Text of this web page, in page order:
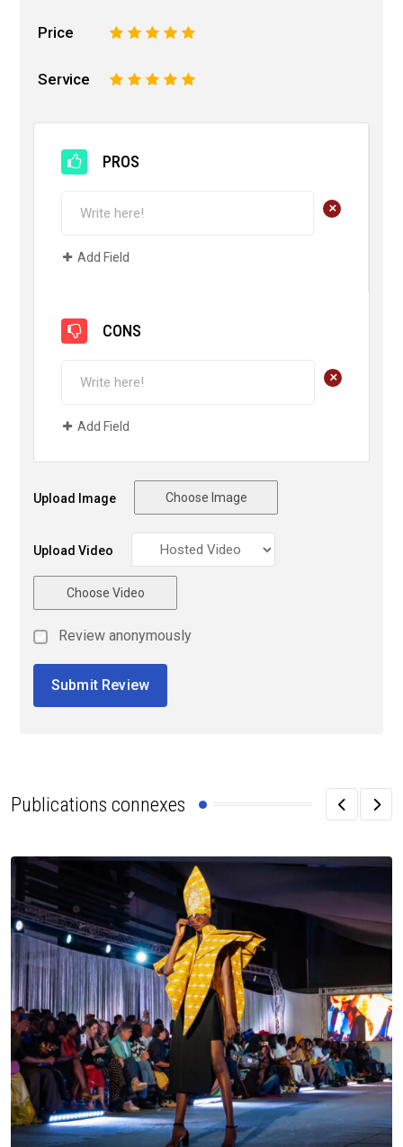
Price 5
4
3
2
Service 5
4
3
2
PROS
+
Add Field
CONS
+
Add Field
Upload Image Choose Image
Upload Video
Choose Video
Review anonymously
Publications connexes